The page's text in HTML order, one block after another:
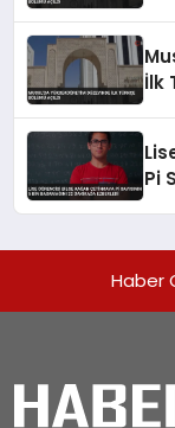
İlk
Pi
Haber